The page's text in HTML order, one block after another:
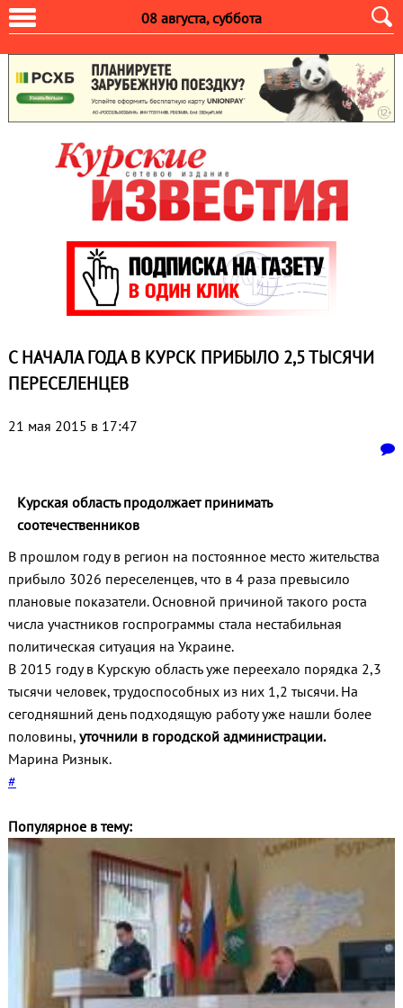
08 августа, суббота
С НАЧАЛА ГОДА В КУРСК ПРИБЫЛО 2,5 ТЫСЯЧИ
ПЕРЕСЕЛЕНЦЕВ
21 мая 2015 в 17:47
Курская область продолжает принимать
соотечественников
В прошлом году в регион на постоянное место жительства
прибыло 3026 переселенцев, что в 4 раза превысило
плановые показатели. Основной причиной такого роста
числа участников госпрограммы стала нестабильная
политическая ситуация на Украине.
В 2015 году в Курскую область уже переехало порядка 2,3
тысячи человек, трудоспособных из них 1,2 тысячи. На
сегодняшний день подходящую работу уже нашли более
половины, уточнили в городской администрации.
Марина Ризнык.
#
Популярное в тему: